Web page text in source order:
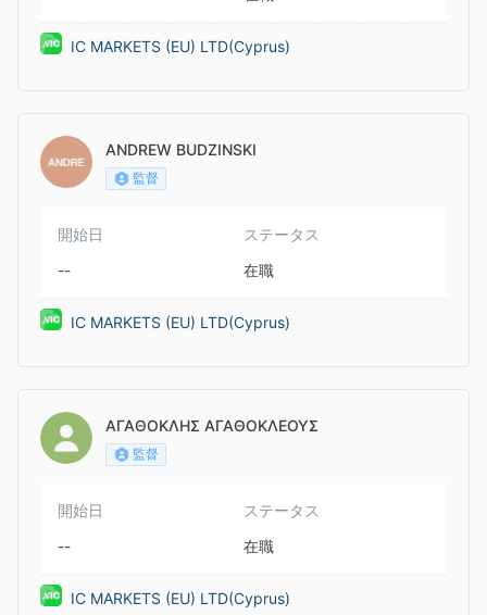
IC MARKETS (EU) LTD(Cyprus)
ANDREW BUDZINSKI
監督
開始日
--
ステータス
在職
IC MARKETS (EU) LTD(Cyprus)
ΑΓΑΘΟΚΛΗΣ ΑΓΑΘΟΚΛΕΟΥΣ
監督
開始日
--
ステータス
在職
IC MARKETS (EU) LTD(Cyprus)